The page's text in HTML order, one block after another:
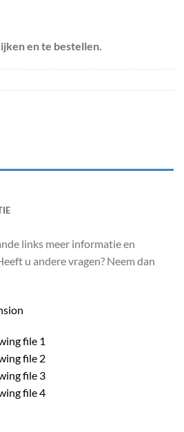
en te bestellen.
links meer informatie en
u andere vragen? Neem dan
file 1
file 2
file 3
file 4